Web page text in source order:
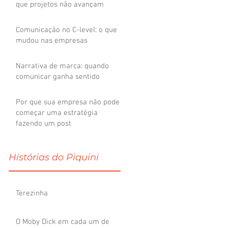
que projetos não avançam
Comunicação no C-level: o que
mudou nas empresas
Narrativa de marca: quando
comunicar ganha sentido
Por que sua empresa não pode
começar uma estratégia
fazendo um post
Histórias do Piquini
Terezinha
O Moby Dick em cada um de